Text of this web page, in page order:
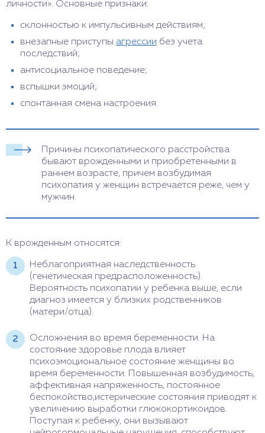
личности». Основные признаки:
склонностью к импульсивным действиям;
внезапные приступы агрессии без учета
последствий;
антисоциальное поведение;
вспышки эмоций;
спонтанная смена настроения.
Причины психопатического расстройства
бывают врожденными и приобретенными в
раннем возрасте, причем возбудимая
психопатия у женщин встречается реже, чем у
мужчин.
К врожденным относятся:
Неблагоприятная наследственность
(генетическая предрасположенность).
Вероятность психопатии у ребенка выше, если
диагноз имеется у близких родственников
(матери/отца).
Осложнения во время беременности. На
состояние здоровье плода влияет
психоэмоциональное состояние женщины во
время беременности. Повышенная возбудимость,
аффективная напряженность, постоянное
беспокойство,истерические состояния приводят к
увеличению выработки глюкокортикоидов.
Поступая к ребенку, они вызывают